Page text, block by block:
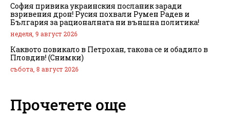
София привика украинския посланик заради
взривения дрон! Русия похвали Румен Радев и
България за рационалната ни външна политика!
неделя, 9 август 2026
Каквото повикало в Петрохан, такова се и обадило в
Пловдив! (Снимки)
събота, 8 август 2026
Прочетете още